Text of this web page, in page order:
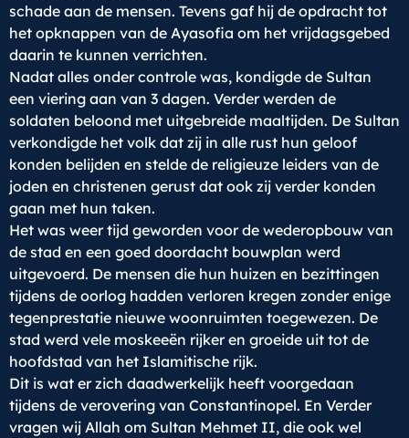
schade aan de mensen. Tevens gaf hij de opdracht tot
het opknappen van de Ayasofia om het vrijdagsgebed
daarin te kunnen verrichten.
Nadat alles onder controle was, kondigde de Sultan
een viering aan van 3 dagen. Verder werden de
soldaten beloond met uitgebreide maaltijden. De Sultan
verkondigde het volk dat zij in alle rust hun geloof
konden belijden en stelde de religieuze leiders van de
joden en christenen gerust dat ook zij verder konden
gaan met hun taken.
Het was weer tijd geworden voor de wederopbouw van
de stad en een goed doordacht bouwplan werd
uitgevoerd. De mensen die hun huizen en bezittingen
tijdens de oorlog hadden verloren kregen zonder enige
tegenprestatie nieuwe woonruimten toegewezen. De
stad werd vele moskeeën rijker en groeide uit tot de
hoofdstad van het Islamitische rijk.
Dit is wat er zich daadwerkelijk heeft voorgedaan
tijdens de verovering van Constantinopel. En Verder
vragen wij Allah om Sultan Mehmet II, die ook wel